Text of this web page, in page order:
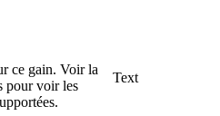
ce gain. Voir la
pour voir les
Text